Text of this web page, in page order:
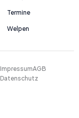
Termine
Welpen
ImpressumAGB
Datenschutz